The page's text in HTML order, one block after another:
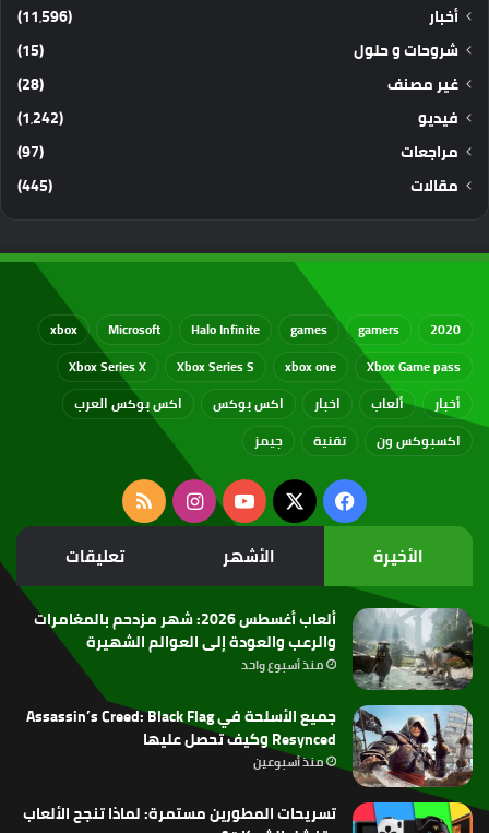
أخبار
(11٬596)
شروحات و حلول
(15)
غير مصنف
(28)
فيديو
(1٬242)
مراجعات
(97)
مقالات
(445)
2020
gamers
games
Halo Infinite
Microsoft
xbox
Xbox Game pass
xbox one
Xbox Series S
Xbox Series X
أخبار
ألعاب اخبار اكس بوكس
اكس بوكس العرب
اكسبوكس ون
تقنية جيمز
فيسبوك
‫X
‫YouTubeانستقرامملخص
الموقع
RSS
الأخيرة الأشهر تعليقات
ألعاب أغسطس 2026: شهر مزدحم بالمغامرات
والرعب والعودة إلى العوالم الشهيرة
منذ أسبوع واحد
جميع الأسلحة في Assassin’s Creed: Black Flag
Resynced وكيف تحصل عليها
منذ أسبوعين
تسريحات المطورين مستمرة: لماذا تنجح الألعاب